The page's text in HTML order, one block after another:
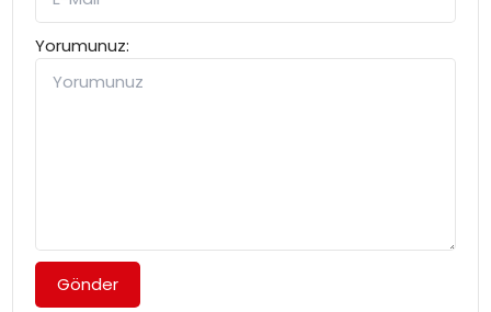
Yorumunuz:
Gönder